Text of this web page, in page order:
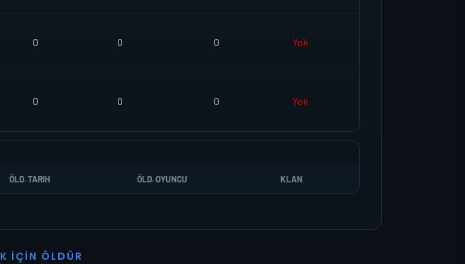
0 0 0 Yok
0 0 0 Yok
ÖLD. TARIH ÖLD. OYUNCU KLAN
K İ ÇI N Ö L D Ü R